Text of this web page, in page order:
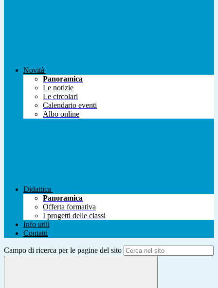
Novità
Panoramica
Le notizie
Le circolari
Calendario eventi
Albo online
Didattica
Panoramica
Offerta formativa
I progetti delle classi
Info utili
Contatti
Campo di ricerca per le pagine del sito